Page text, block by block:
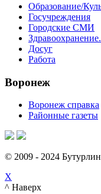
Образование/
Госучреждения
Городские СМИ
Досуг
Работа
Воронеж
Воронеж справка
Районные газеты
© 2009 - 2024
X
^ Наверх